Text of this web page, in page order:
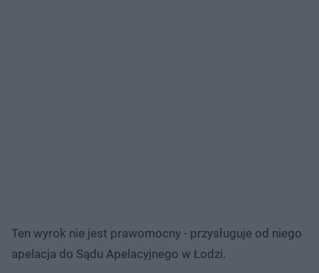
Ten wyrok nie jest prawomocny - przysługuje od niego
apelacja do Sądu Apelacyjnego w Łodzi.